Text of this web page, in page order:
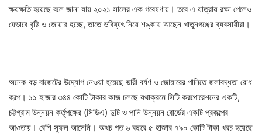
ক্ষয়ক্ষতি হয়েছে বলে জানা যায় ২০২১ সালের এক গবেষণায়। তবে এ যাত্রায় রক্ষা পেলেও
যেভাবে বৃষ্টি ও জোয়ার হচ্ছে, তাতে ভবিষ্যৎ নিয়ে শঙ্কায় আছেন খাতুনগঞ্জের ব্যবসায়ীরা।
অনেক বড় বাজেটের উদ্যোগ নেওয়া হয়েছে ভারী বর্ষণ ও জোয়ারের পানিতে জলাবদ্ধতা রোধ
কল্পে। ১১ হাজার ৩৪৪ কোটি টাকার কাজ চলছে যথাক্রমে সিটি করপোরেশনের একটি,
চট্টগ্রাম উন্নয়ন কর্তৃপক্ষের (সিডিএ) দুটি ও পানি উন্নয়ন বোর্ডের একটি প্রকল্পের
আওতায়। বেশি সুফল আসেনি। অথচ গত ৬ বছরে ৫ হাজার ৭৯০ কোটি টাকা খরচ হয়েছে